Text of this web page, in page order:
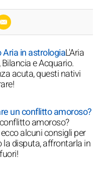
in astrologiaL'Aria
e Acquario.
acuta, questi nativi
un conflitto amoroso?
amoroso?
alcuni consigli per
la disputa, affrontarla in